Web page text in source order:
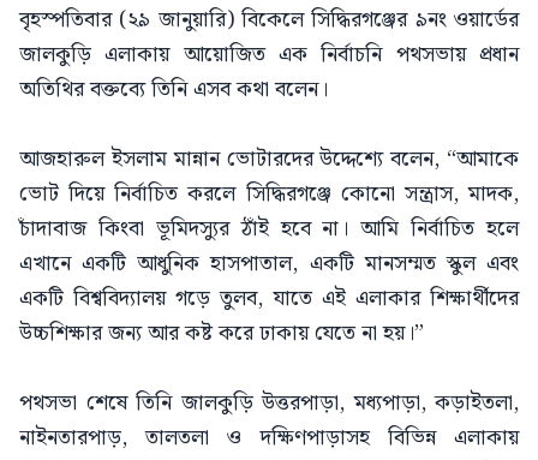
বৃহস্পতিবার (২৯ জানুয়ারি) বিকেলে সিদ্ধিরগঞ্জের ৯নং ওয়ার্ডের
জালকুড়ি এলাকায় আয়োজিত এক নির্বাচনি পথসভায় প্রধান
অতিথির বক্তব্যে তিনি এসব কথা বলেন।
আজহারুল ইসলাম মান্নান ভোটারদের উদ্দেশ্যে বলেন, “আমাকে
ভোট দিয়ে নির্বাচিত করলে সিদ্ধিরগঞ্জে কোনো সন্ত্রাস, মাদক,
চাঁদাবাজ কিংবা ভূমিদস্যুর ঠাঁই হবে না। আমি নির্বাচিত হলে
এখানে একটি আধুনিক হাসপাতাল, একটি মানসম্মত স্কুল এবং
একটি বিশ্ববিদ্যালয় গড়ে তুলব, যাতে এই এলাকার শিক্ষার্থীদের
উচ্চশিক্ষার জন্য আর কষ্ট করে ঢাকায় যেতে না হয়।”
পথসভা শেষে তিনি জালকুড়ি উত্তরপাড়া, মধ্যপাড়া, কড়াইতলা,
নাইনতারপাড়, তালতলা ও দক্ষিণপাড়াসহ বিভিন্ন এলাকায়